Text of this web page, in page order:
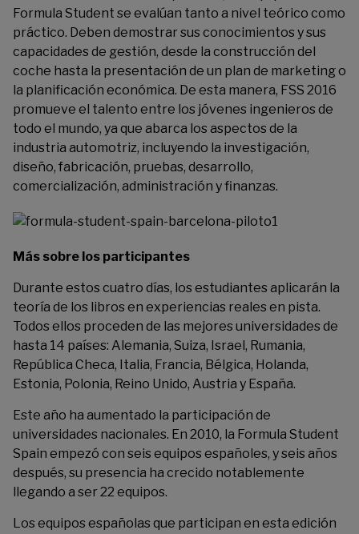
Formula Student se evalúan tanto a nivel teórico como
práctico. Deben demostrar sus conocimientos y sus
capacidades de gestión, desde la construcción del
coche hasta la presentación de un plan de marketing o
la planificación económica. De esta manera, FSS 2016
promueve el talento entre los jóvenes ingenieros de
todo el mundo, ya que abarca los aspectos de la
industria automotriz, incluyendo la investigación,
diseño, fabricación, pruebas, desarrollo,
comercialización, administración y finanzas.
Más sobre los participantes
Durante estos cuatro días, los estudiantes aplicarán la
teoría de los libros en experiencias reales en pista.
Todos ellos proceden de las mejores universidades de
hasta 14 países: Alemania, Suiza, Israel, Rumania,
República Checa, Italia, Francia, Bélgica, Holanda,
Estonia, Polonia, Reino Unido, Austria y España.
Este año ha aumentado la participación de
universidades nacionales. En 2010, la Formula Student
Spain empezó con seis equipos españoles, y seis años
después, su presencia ha crecido notablemente
llegando a ser 22 equipos.
Los equipos españolas que participan en esta edición